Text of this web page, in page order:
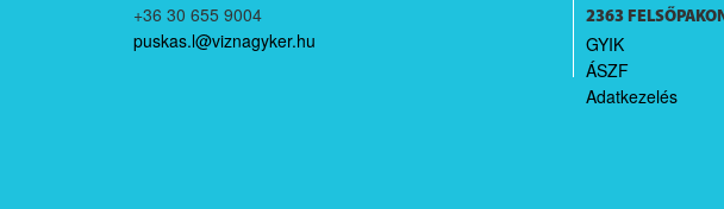
+36 30 655 9004
puskas.l@viznagyker.hu
2363
GYIK
ÁSZF
Adatkezelés